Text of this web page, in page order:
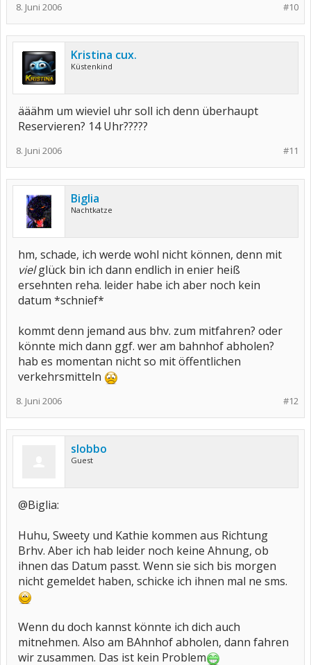
#10
8. Juni 2006
Kristina cux.
Küstenkind
ääähm um wieviel uhr soll ich denn überhaupt
Reservieren? 14 Uhr?????
#11
8. Juni 2006
Biglia
Nachtkatze
hm, schade, ich werde wohl nicht können, denn mit
vielglück bin ich dann endlich in enier heiß
ersehnten reha. leider habe ich aber noch kein
datum *schnief*
kommt denn jemand aus bhv. zum mitfahren? oder
könnte mich dann ggf. wer am bahnhof abholen?
hab es momentan nicht so mit öffentlichen
verkehrsmitteln
#12
8. Juni 2006
slobbo
Guest
@Biglia:
Huhu, Sweety und Kathie kommen aus Richtung
Brhv. Aber ich hab leider noch keine Ahnung, ob
ihnen das Datum passt. Wenn sie sich bis morgen
nicht gemeldet haben, schicke ich ihnen mal ne sms.
Wenn du doch kannst könnte ich dich auch
mitnehmen. Also am BAhnhof abholen, dann fahren
wir zusammen. Das ist kein Problem